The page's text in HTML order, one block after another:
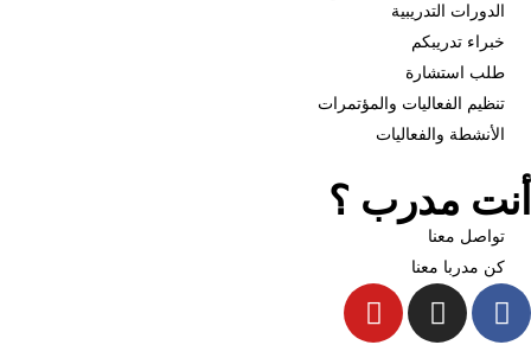
الدورات التدريبية
خبراء تدريبكم
طلب استشارة
تنظيم الفعاليات والمؤتمرات
الأنشطة والفعاليات
أنت مدرب ؟
تواصل معنا
كن مدربا معنا